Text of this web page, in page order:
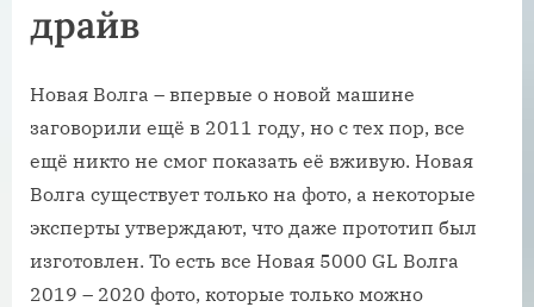
драйв
Новая Волга – впервые о новой машине
заговорили ещё в 2011 году, но с тех пор, все
ещё никто не смог показать её вживую. Новая
Волга существует только на фото, а некоторые
эксперты утверждают, что даже прототип был
изготовлен. То есть все Новая 5000 GL Волга
2019 – 2020 фото, которые только можно